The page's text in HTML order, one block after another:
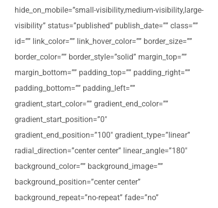
hide_on_mobile=”small-visibility,medium-visibility,large-
visibility” status=”published” publish_date=”” class=””
id=”” link_color=”” link_hover_color=”” border_size=””
border_color=”” border_style=”solid” margin_top=””
margin_bottom=”” padding_top=”” padding_right=””
padding_bottom=”” padding_left=””
gradient_start_color=”” gradient_end_color=””
gradient_start_position=”0″
gradient_end_position=”100″ gradient_type=”linear”
radial_direction=”center center” linear_angle=”180″
background_color=”” background_image=””
background_position=”center center”
background_repeat=”no-repeat” fade=”no”